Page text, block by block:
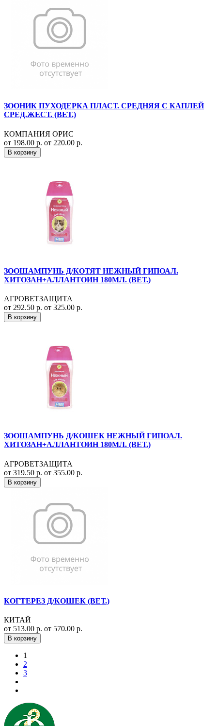
ЗООНИК ПУХОДЕРКА ПЛАСТ. СРЕДНЯЯ С КАПЛЕЙ
СРЕД.ЖЕСТ. (ВЕТ.)
КОМПАНИЯ ОРИС
от 198.00 р. от 220.00 р.
В корзину
ЗООШАМПУНЬ Д/КОТЯТ НЕЖНЫЙ ГИПОАЛ.
ХИТОЗАН+АЛЛАНТОИН 180МЛ. (ВЕТ.)
АГРОВЕТЗАЩИТА
от 292.50 р. от 325.00 р.
В корзину
ЗООШАМПУНЬ Д/КОШЕК НЕЖНЫЙ ГИПОАЛ.
ХИТОЗАН+АЛЛАНТОИН 180МЛ. (ВЕТ.)
АГРОВЕТЗАЩИТА
от 319.50 р. от 355.00 р.
В корзину
КОГТЕРЕЗ Д/КОШЕК (ВЕТ.)
КИТАЙ
от 513.00 р. от 570.00 р.
В корзину
1
2
3